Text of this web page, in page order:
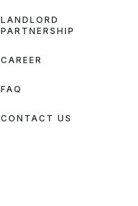
LANDLORD
PARTNERSHIP
CAREER
FAQ
CONTACT US